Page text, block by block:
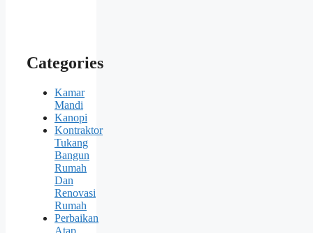
Categories
Kamar
Mandi
Kanopi
Kontraktor
Tukang
Bangun
Rumah
Dan
Renovasi
Rumah
Perbaikan
Atap